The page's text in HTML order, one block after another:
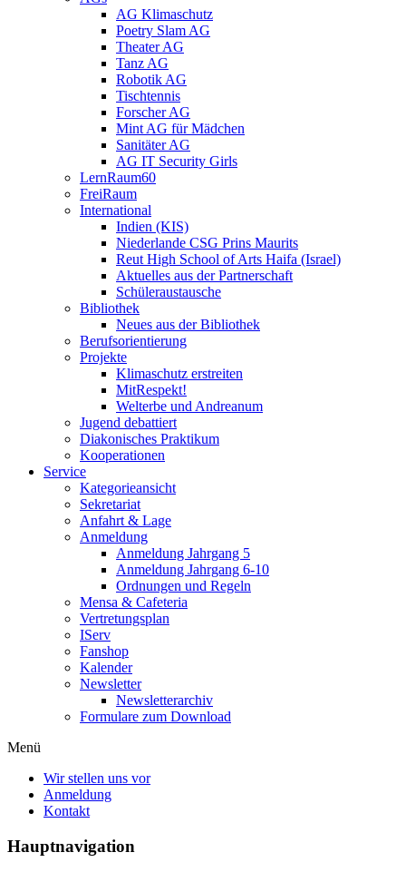
AG Klimaschutz
Poetry Slam AG
Theater AG
Tanz AG
Robotik AG
Tischtennis
Forscher AG
Mint AG für Mädchen
Sanitäter AG
AG IT Security Girls
LernRaum60
FreiRaum
International
Indien (KIS)
Niederlande CSG Prins Maurits
Reut High School of Arts Haifa (Israel)
Aktuelles aus der Partnerschaft
Schüleraustausche
Bibliothek
Neues aus der Bibliothek
Berufsorientierung
Projekte
Klimaschutz erstreiten
MitRespekt!
Welterbe und Andreanum
Jugend debattiert
Diakonisches Praktikum
Kooperationen
Service
Kategorieansicht
Sekretariat
Anfahrt & Lage
Anmeldung
Anmeldung Jahrgang 5
Anmeldung Jahrgang 6-10
Ordnungen und Regeln
Mensa & Cafeteria
Vertretungsplan
IServ
Fanshop
Kalender
Newsletter
Newsletterarchiv
Formulare zum Download
Menü
Wir stellen uns vor
Anmeldung
Kontakt
Hauptnavigation